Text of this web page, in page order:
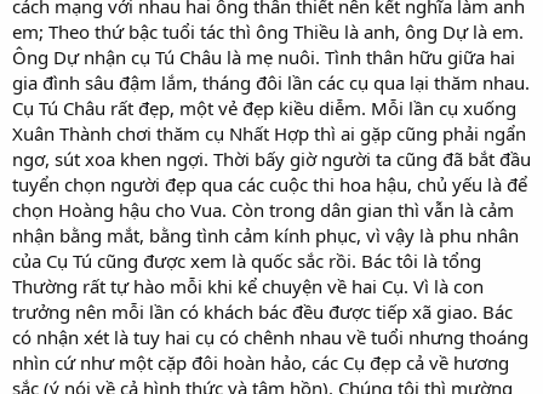
cách mạng với nhau hai ông thân thiết nên kết nghĩa làm anh
em; Theo thứ bậc tuổi tác thì ông Thiều là anh, ông Dự là em.
Ông Dự nhận cụ Tú Châu là mẹ nuôi. Tình thân hữu giữa hai
gia đình sâu đậm lắm, tháng đôi lần các cụ qua lại thăm nhau.
Cụ Tú Châu rất đẹp, một vẻ đẹp kiều diễm. Mỗi lần cụ xuống
Xuân Thành chơi thăm cụ Nhất Hợp thì ai gặp cũng phải ngẩn
ngơ, sút xoa khen ngợi. Thời bấy giờ người ta cũng đã bắt đầu
tuyển chọn người đẹp qua các cuộc thi hoa hậu, chủ yếu là để
chọn Hoàng hậu cho Vua. Còn trong dân gian thì vẫn là cảm
nhận bằng mắt, bằng tình cảm kính phục, vì vậy là phu nhân
của Cụ Tú cũng được xem là quốc sắc rồi. Bác tôi là tổng
Thường rất tự hào mỗi khi kể chuyện về hai Cụ. Vì là con
trưởng nên mỗi lần có khách bác đều được tiếp xã giao. Bác
có nhận xét là tuy hai cụ có chênh nhau về tuổi nhưng thoáng
nhìn cứ như một cặp đôi hoàn hảo, các Cụ đẹp cả về hương
sắc (ý nói về cả hình thức và tâm hồn). Chúng tôi thì mường